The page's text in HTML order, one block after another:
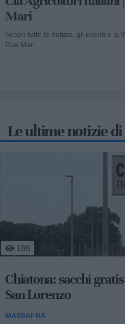
Mari
Scopri tutte le notizie, gli eventi e la
Due Mari
Le ultime notizie
660
Emergenza caldo
anziani e fragili
MASSAFRA